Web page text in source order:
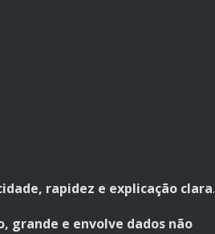
rapidez e explicação clara.
grande e envolve dados não